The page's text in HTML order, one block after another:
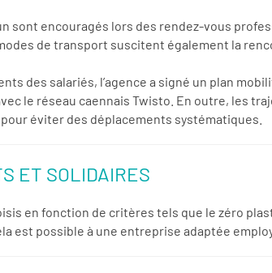
sont encouragés lors des rendez-vous
de transport suscitent également la
des salariés, l’agence a signé un plan
le réseau caennais Twisto. En outre, les
éviter des déplacements systématiques.
ET SOLIDAIRES
en fonction de critères tels que le zéro
est possible à une entreprise adaptée